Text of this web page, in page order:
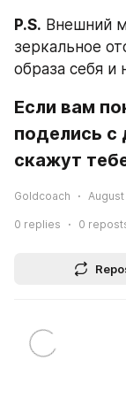
P.S. Внешний
зеркальное
образа себя и
Если вам
поделись с
скажут
Goldcoach August
0 replies 0